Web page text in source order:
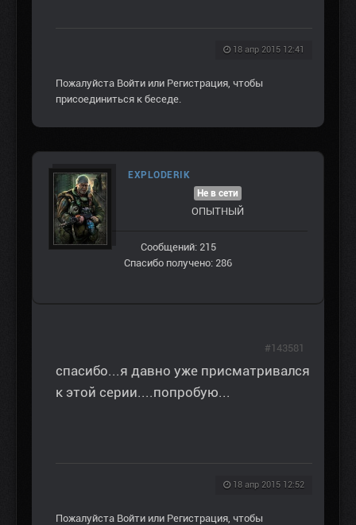
18 апр 2015 12:41
Пожалуйста Войти или Регистрация , чтобы
присоединиться к беседе.
EXPLODERIK
Не в сети
ОПЫТНЫЙ
Сообщений: 215
Спасибо получено: 286
спасибо...я давно уже присматривался
к этой серии....попробую...
18 апр 2015 12:52
#143581
Пожалуйста Войти или Регистрация , чтобы